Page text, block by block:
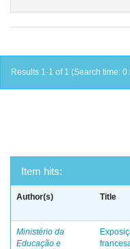
Results 1-1 of 1 (Search time:
Item hits:
Author(s) Title
Ministério da
Educação e